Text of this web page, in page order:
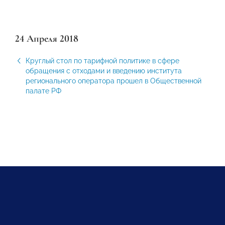
24 Апреля 2018
Круглый стол по тарифной политике в сфере
обращения с отходами и введению института
регионального оператора прошел в Общественной
палате РФ